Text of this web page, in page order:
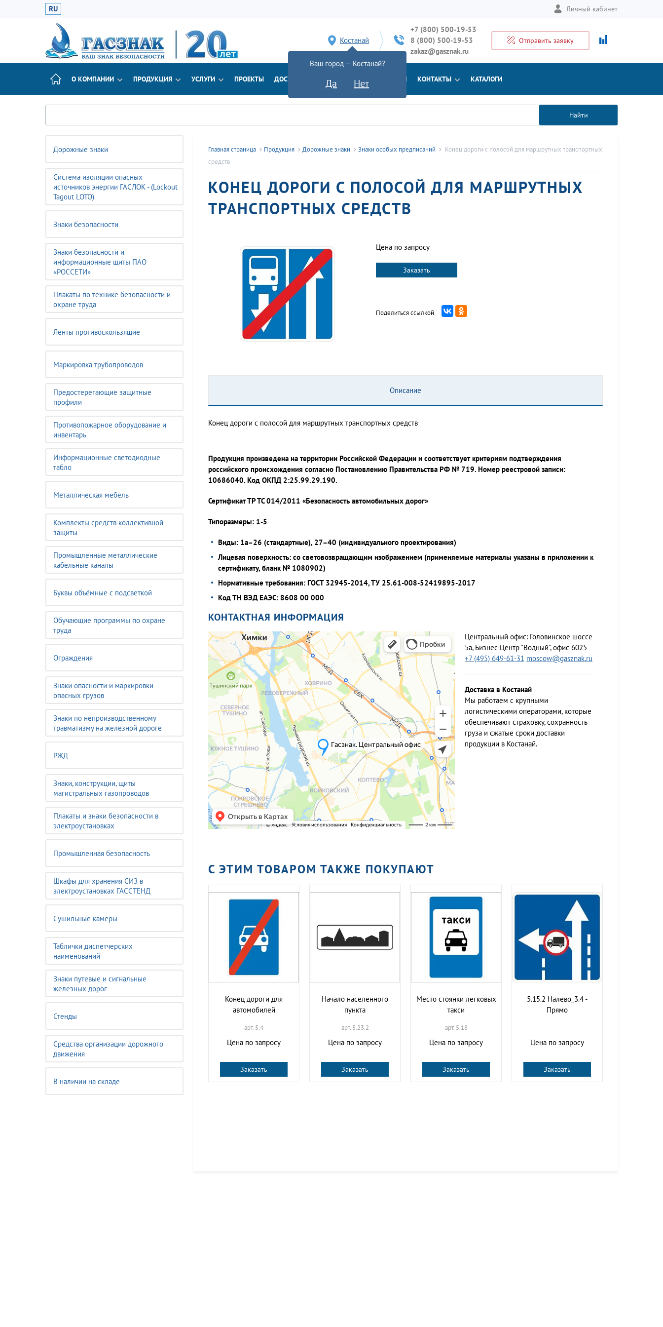
RU Личный кабинет
Костанай
Ваш город — Костанай?
Да Нет
+7 (800) 500-19-53
8 (800) 500-19-53
zakaz@gasznak.ru
Отправить заявку
О КОМПАНИИ ПРОДУКЦИЯ УСЛУГИ ПРОЕКТЫ ДОСТАВКА ДОКУМЕНТЫ НОВОСТИ КОНТАКТЫ КАТАЛОГИ
Найти
Дорожные знаки
Система изоляции опасных
источников энергии ГАСЛОК - (Lockout
Tagout LOTO)
Знаки безопасности
Знаки безопасности и
информационные щиты ПАО
«РОССЕТИ»
Плакаты по технике безопасности и
охране труда
Ленты противоскользящие
Маркировка трубопроводов
Предостерегающие защитные
профили
Противопожарное оборудование и
инвентарь
Информационные светодиодные
табло
Металлическая мебель
Комплекты средств коллективной
защиты
Промышленные металлические
кабельные каналы
Буквы объёмные с подсветкой
Обучающие программы по охране
труда
Ограждения
Знаки опасности и маркировки
опасных грузов
Знаки по непроизводственному
травматизму на железной дороге
РЖД
Знаки, конструкции, щиты
магистральных газопроводов
Плакаты и знаки безопасности в
электроустановках
Промышленная безопасность
Шкафы для хранения СИЗ в
электроустановках ГАССТЕНД
Сушильные камеры
Таблички диспетчерских
наименований
Знаки путевые и сигнальные
железных дорог
Стенды
Средства организации дорожного
движения
В наличии на складе
Главная страница Продукция Дорожные знаки Знаки особых предписаний
Конец дороги с полосой для маршрутных транспортных
средств
КОНЕЦ ДОРОГИ С ПОЛОСОЙ ДЛЯ МАРШРУТНЫХ
ТРАНСПОРТНЫХ СРЕДСТВ
Цена по запросу
Заказать
Поделиться ссылкой
Описание
Конец дороги с полосой для маршрутных транспортных средств
Продукция произведена на территории Российской Федерации и соответствует критериям подтверждения
российского происхождения согласно Постановлению Правительства РФ № 719. Номер реестровой записи:
10686040. Код ОКПД 2:25.99.29.190.
Сертификат ТР ТС 014/2011 «Безопасность автомобильных дорог»
Типоразмеры: 1-5
Виды: 1а–26 (стандартные), 27–40 (индивидуального проектирования)
Лицевая поверхность: со световозвращающим изображением (применяемые материалы указаны в приложении к
сертификату, бланк № 1080902)
Нормативные требования: ГОСТ 32945-2014, ТУ 25.61-008-52419895-2017
Код ТН ВЭД ЕАЭС: 8608 00 000
КОНТАКТНАЯ ИНФОРМАЦИЯ
Центральный офис: Головинское шоссе
5а, Бизнес-Центр "Водный", офис 6025
+7 (495) 649-61-31 moscow@gasznak.ru
Доставка в Костанай
Мы работаем c крупными
логистическими операторами, которые
обеспечивают страховку, сохранность
груза и сжатые сроки доставки
продукции в Костанай.
С ЭТИМ ТОВАРОМ ТАКЖЕ ПОКУПАЮТ
Конец дороги для
автомобилей
арт. 5.4
Цена по запросу
Заказать
Начало населенного
пункта
арт. 5.23.2
Цена по запросу
Заказать
Место стоянки легковых
такси
арт. 5.18
Цена по запросу
Заказать
5.15.2 Налево_3.4 -
Прямо
Цена по запросу
Заказать